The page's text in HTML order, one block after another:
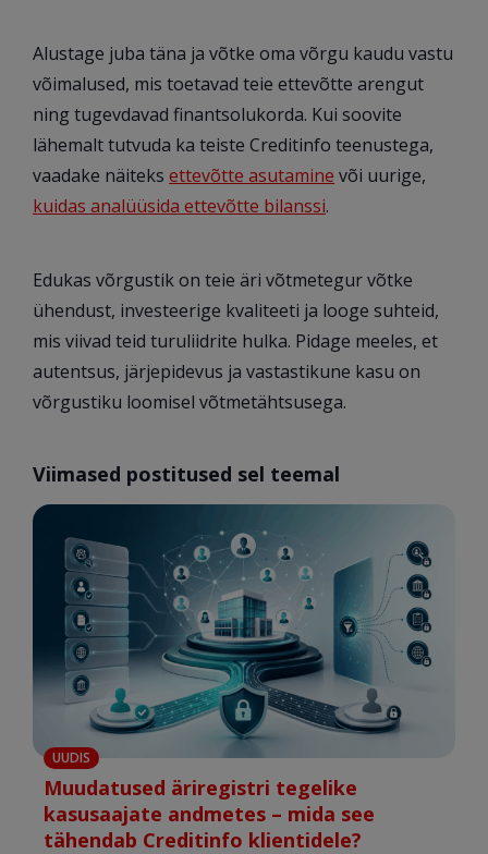
Alustage juba täna ja võtke oma võrgu kaudu vastu
võimalused, mis toetavad teie ettevõtte arengut
ning tugevdavad finantsolukorda. Kui soovite
lähemalt tutvuda ka teiste Creditinfo teenustega,
vaadake näiteks ettevõtte asutamine või uurige,
kuidas analüüsida ettevõtte bilanssi.
Edukas võrgustik on teie äri võtmetegur võtke
ühendust, investeerige kvaliteeti ja looge suhteid,
mis viivad teid turuliidrite hulka. Pidage meeles, et
autentsus, järjepidevus ja vastastikune kasu on
võrgustiku loomisel võtmetähtsusega.
Viimased postitused sel teemal
UUDIS
Muudatused äriregistri tegelike
kasusaajate andmetes – mida see
tähendab Creditinfo klientidele?